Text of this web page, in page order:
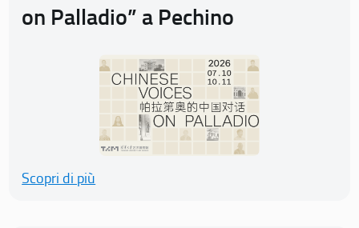
on Palladio” a Pechino
Scopri di più